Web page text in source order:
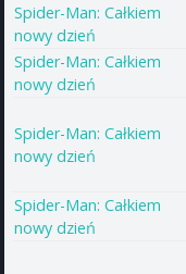
Spider-Man: Całkiem
nowy dzień
Spider-Man: Całkiem
nowy dzień
Spider-Man: Całkiem
nowy dzień
Spider-Man: Całkiem
nowy dzień